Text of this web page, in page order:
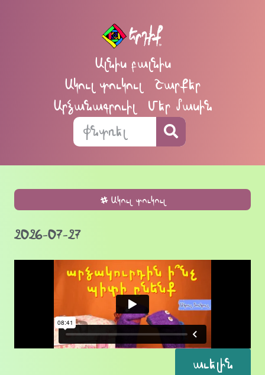
Ալնիս բալնիս
Ակուլ տուկուլ
Շարքեր
Արձանագրուիլ
Մեր մասին
Ակուլ տուկուլ
2026-07-27
աւելին